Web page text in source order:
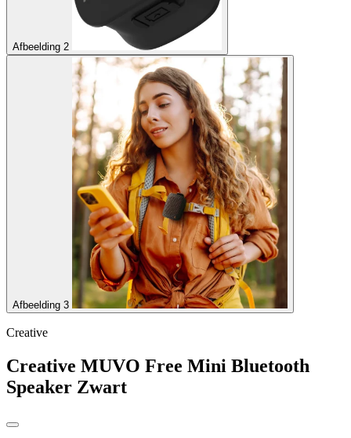
Afbeelding 2
Afbeelding 3
Creative
Creative MUVO Free Mini Bluetooth
Speaker Zwart